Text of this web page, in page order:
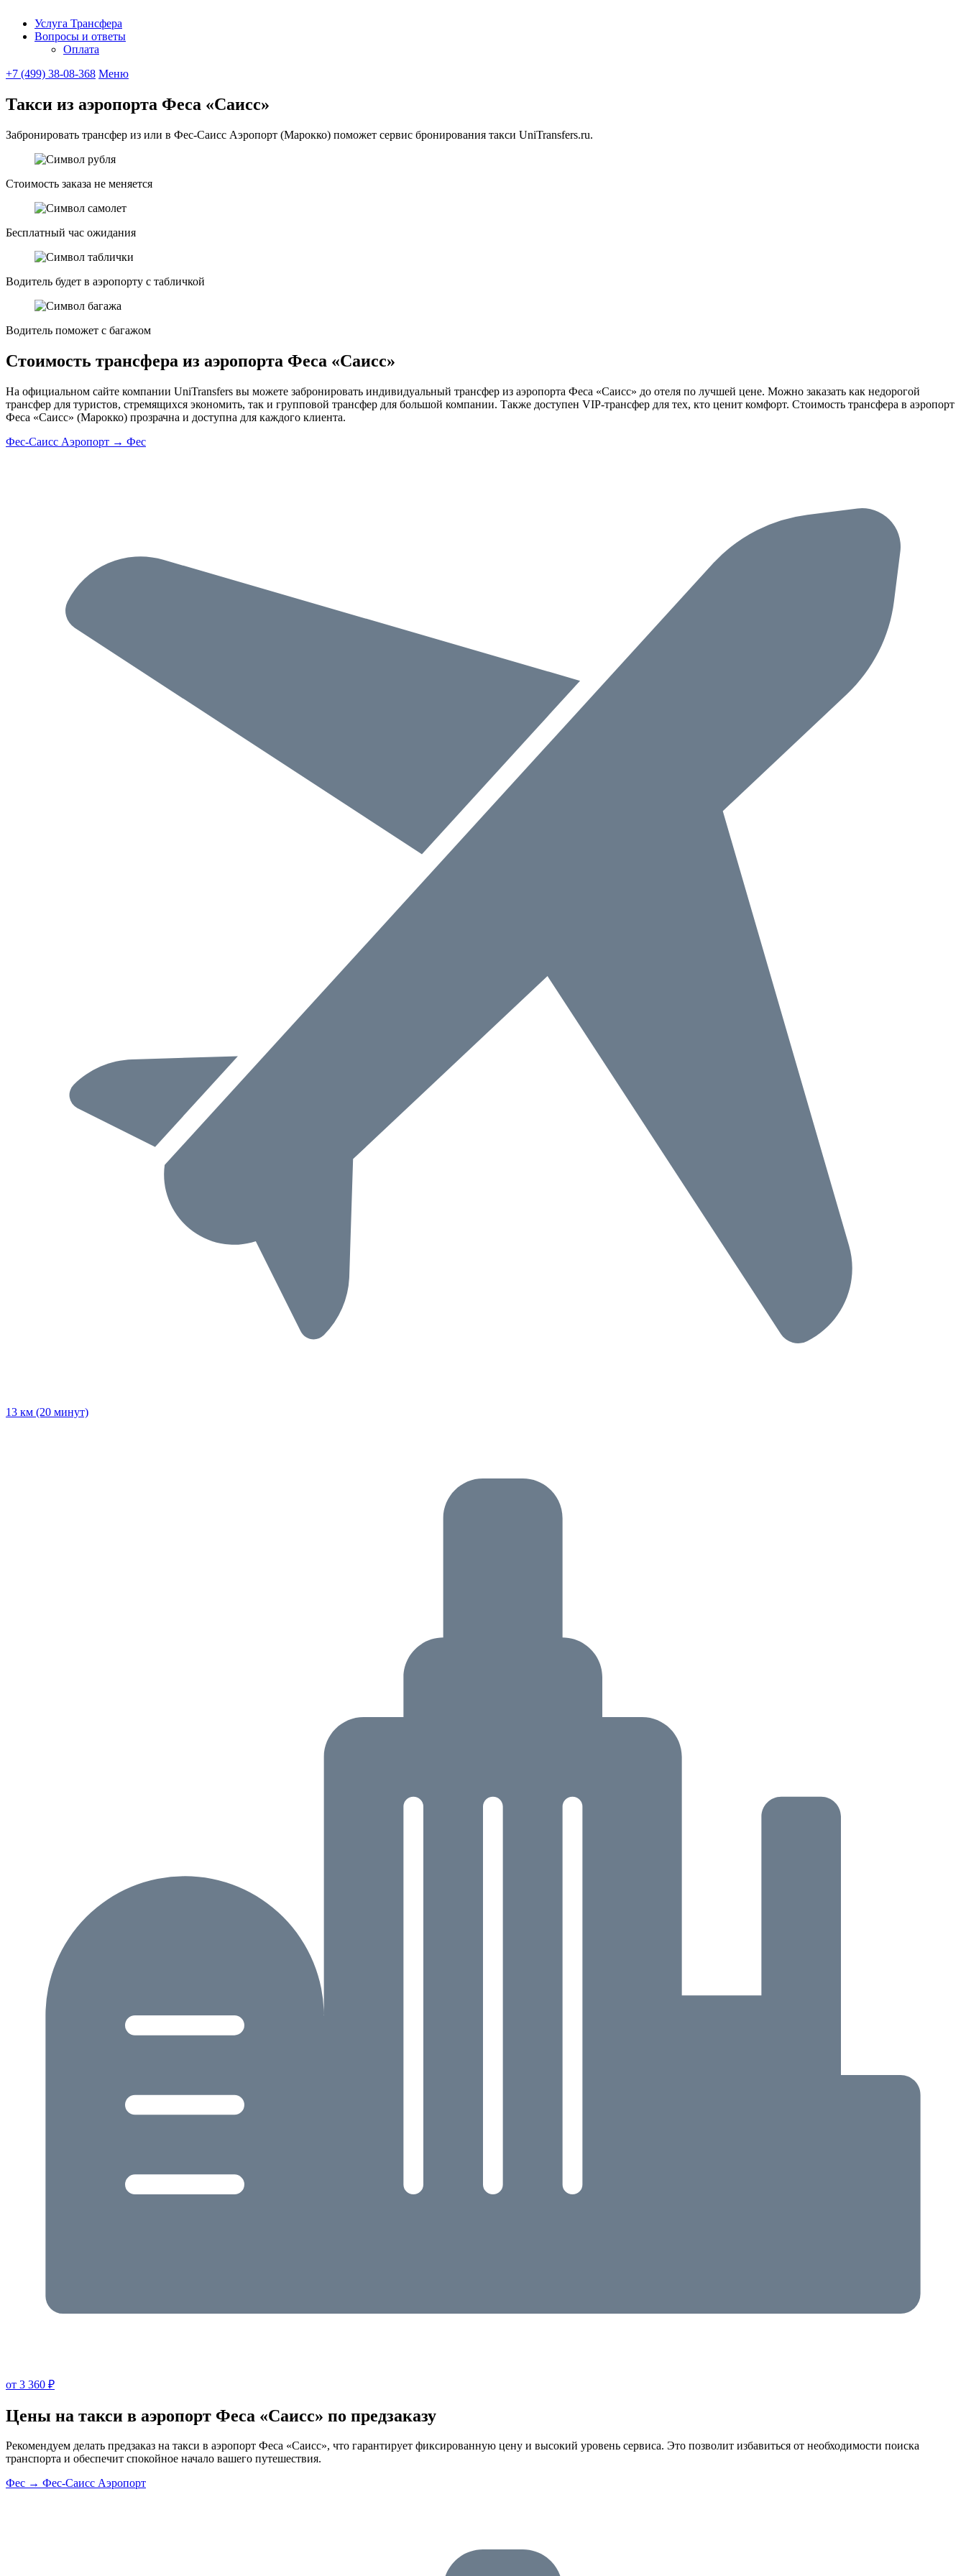
UniTransfers
Услуга Трансфера
Вопросы и ответы
Оплата
+7 (499) 38-08-368 Меню
Такси из аэропорта Феса «Саисс»
Забронировать трансфер из или в Фес-Саисс Аэропорт (Марокко) поможет сервис бронирования такси UniTransfers.ru.
Стоимость заказа не меняется
Бесплатный час ожидания
Водитель будет в аэропорту с табличкой
Водитель поможет с багажом
Стоимость трансфера из аэропорта Феса «Саисс»
На официальном сайте компании UniTransfers вы можете забронировать индивидуальный трансфер из аэропорта Феса «Саисс» до отеля по лучшей цене. Можно заказать как недорогой
трансфер для туристов, стремящихся экономить, так и групповой трансфер для большой компании. Также доступен VIP-трансфер для тех, кто ценит комфорт. Стоимость трансфера в аэропорт
Феса «Саисс» (Марокко) прозрачна и доступна для каждого клиента.
Фес-Саисс Аэропорт → Фес
13 км (20 минут)
от 3 360 ₽
Цены на такси в аэропорт Феса «Саисс» по предзаказу
Рекомендуем делать предзаказ на такси в аэропорт Феса «Саисс», что гарантирует фиксированную цену и высокий уровень сервиса. Это позволит избавиться от необходимости поиска
транспорта и обеспечит спокойное начало вашего путешествия.
Фес → Фес-Саисс Аэропорт